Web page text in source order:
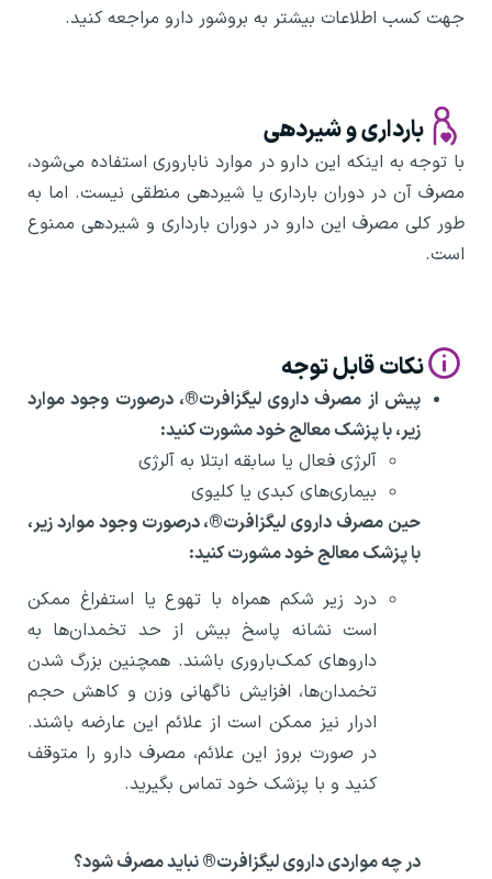
جهت کسب اطلاعات بیشتر به بروشور دارو مراجعه کنید.
بارداری و شیردهی
با توجه به اینکه این دارو در موارد ناباروری استفاده می‌شود،
مصرف آن در دوران بارداری یا شیردهی منطقی نیست. اما به
طور کلی مصرف این دارو در دوران بارداری و شیردهی ممنوع
است.
نکات قابل توجه
پیش از مصرف داروی لیگزافرت®، درصورت وجود موارد
زیر، با پزشک معالج خود مشورت کنید:
آلرژی فعال یا سابقه ابتلا به آلرژی
بیماری‌های کبدی یا کلیوی
حین مصرف داروی لیگزافرت®، درصورت وجود موارد زیر،
با پزشک معالج خود مشورت کنید:
درد زیر شکم همراه با تهوع یا استفراغ ممکن
است نشانه پاسخ بیش از حد تخمدان‌ها به
داروهای کمک‌باروری باشند. همچنین بزرگ شدن
تخمدان‌ها، افزایش ناگهانی وزن و کاهش حجم
ادرار نیز ممکن است از علائم این عارضه باشند.
در صورت بروز این علائم، مصرف دارو را متوقف
کنید و با پزشک خود تماس بگیرید.
در چه مواردی داروی لیگزافرت®نباید مصرف شود؟